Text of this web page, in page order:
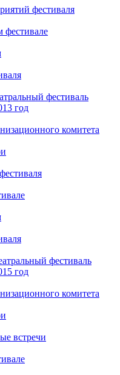
фестиваля
фестиваль
год
комитета
фестиваль
год
комитета
встречи